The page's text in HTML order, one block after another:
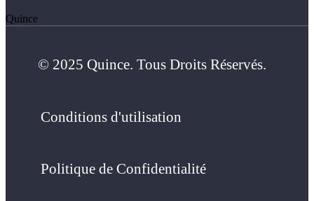
Quince
© 2025 Quince. Tous Droits Réservés.
Conditions d'utilisation
Politique de Confidentialité